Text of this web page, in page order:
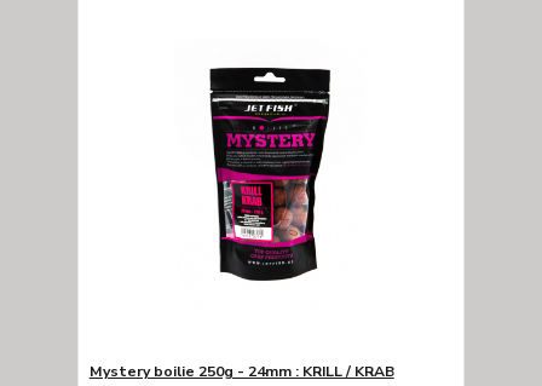
Mystery boilie 250g - 24mm : KRILL / KRAB